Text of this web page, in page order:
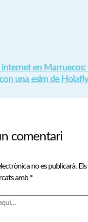
en Marruecos:
una esim de Holafly
comentari
no es publicarà.
amb*